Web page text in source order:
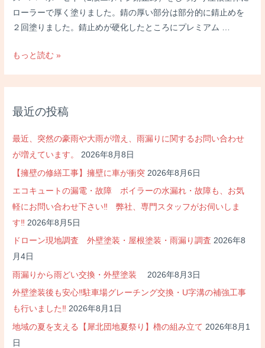
最近の投稿
最近、突然の豪雨や大雨が増え、雨漏りに関するお問い合わせ
が増えています。
2026年8月8日
【擁壁の修繕工事】擁壁に車が衝突 2026年8月6日
エコキュートの漏電・故障 ボイラーの水漏れ・故障も、お気
軽にお問い合わせ下さい‼ 弊社、専門スタッフがお伺いしま
す‼ 2026年8月5日
ドローン現地調査 外壁塗装・屋根塗装・雨漏り調査 2026年8
月4日
雨漏りから雨どい交換・外壁塗装 2026年8月3日
外壁塗装後も安心‼駐車場グレーチング交換・U字溝の補強工事
も行いました‼ 2026年8月1日
地域の夏を支える【犀北団地夏祭り】櫓の組み立て 2026年8月1
日
ローラーで厚く塗りました。錆の厚い部分は部分的に錆止めを
２回塗りました。錆止めが硬化したところにプレミアム …
千
根
装・
工
場
屋
根
錆
め
塗
装
ス
ー
パ
もっと読む »